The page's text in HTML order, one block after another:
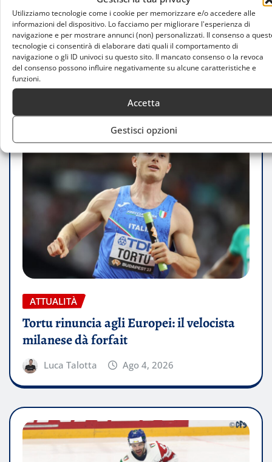
Utilizziamo tecnologie come i cookie per memorizzare e/o accedere alle
informazioni del dispositivo. Lo facciamo per migliorare l'esperienza di
navigazione e per mostrare annunci (non) personalizzati. Il consenso a
tecnologie ci consentirà di elaborare dati quali il comportamento di
navigazione o gli ID univoci su questo sito. Il mancato consenso o la revoca
del consenso possono influire negativamente su alcune caratteristiche e
funzioni.
Accetta
Gestisci opzioni
Ciclismo su strada in Lombardia, perché
la regione resta il paradiso delle due
ruote
Stefano Ingraldo Ago 5, 2026
ATTUALITÀ
Tortu rinuncia agli Europei: il velocista
milanese dà forfait
Luca Talotta Ago 4, 2026